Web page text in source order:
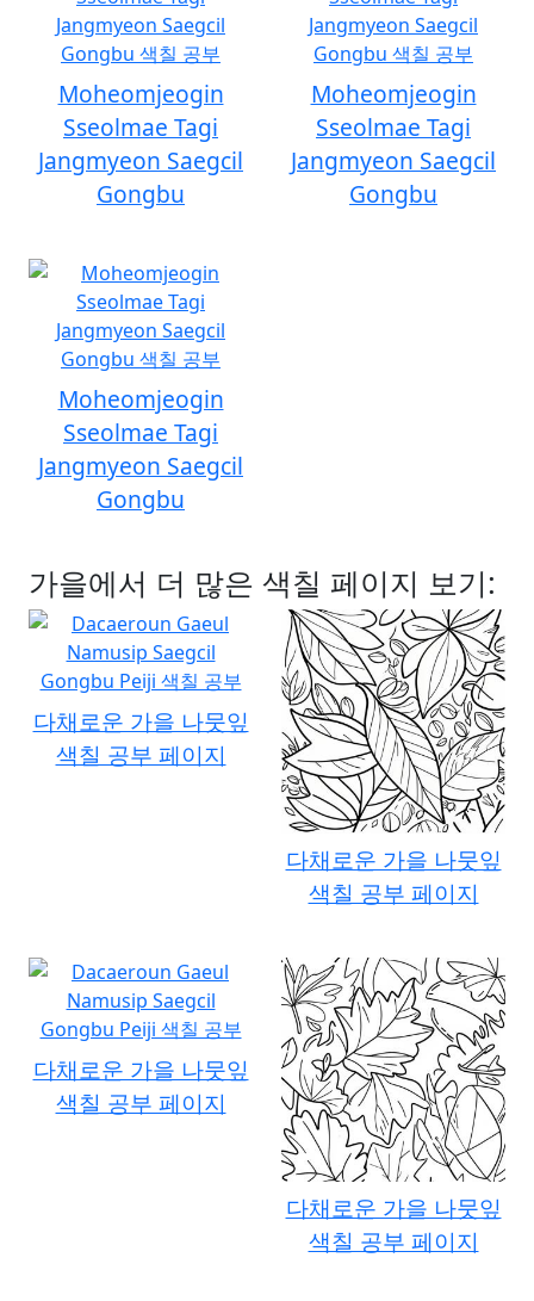
Moheomjeogin
Sseolmae Tagi
Jangmyeon Saegcil
Gongbu
Moheomjeogin
Sseolmae Tagi
Jangmyeon Saegcil
Gongbu
Moheomjeogin
Sseolmae Tagi
Jangmyeon Saegcil
Gongbu
가을에서 더 많은 색칠 페이지 보기:
다채로운 가을 나뭇잎
색칠 공부 페이지
다채로운 가을 나뭇잎
색칠 공부 페이지
다채로운 가을 나뭇잎
색칠 공부 페이지
다채로운 가을 나뭇잎
색칠 공부 페이지